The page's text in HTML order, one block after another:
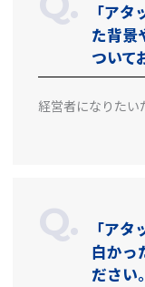
「ア
た背景
ついて
経営者になりたい
「ア
白かっ
ださい。